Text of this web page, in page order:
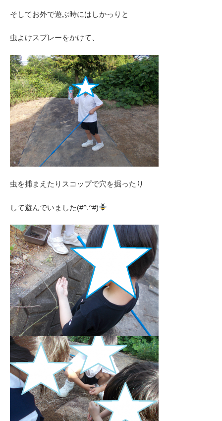
そしてお外で遊ぶ時にはしかっりと
虫よけスプレーをかけて、
虫を捕まえたりスコップで穴を掘ったり
して遊んでいました(#^.^#)